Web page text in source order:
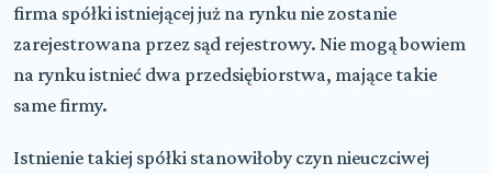
firma spółki istniejącej już na rynku nie zostanie
zarejestrowana przez sąd rejestrowy. Nie mogą bowiem
na rynku istnieć dwa przedsiębiorstwa, mające takie
same firmy.
Istnienie takiej spółki stanowiłoby czyn nieuczciwej